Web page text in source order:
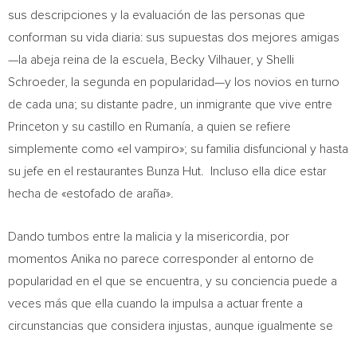
sus descripciones y la evaluación de las personas que
conforman su vida diaria: sus supuestas dos mejores amigas
—la abeja reina de la escuela,
Becky Vilhauer, y Shelli
Schroeder, la segunda en popularidad—y los novios en turno
de cada una; su distante padre, un inmigrante que vive entre
Princeton y su castillo en Rumanía, a quien se refiere
simplemente como «el vampiro»; su familia disfuncional y hasta
su jefe en el restaurantes Bunza Hut. Incluso ella dice estar
hecha de «estofado de araña».
Dando tumbos entre la malicia y la misericordia, por
momentos Anika no parece corresponder al entorno de
popularidad en el que se encuentra, y su conciencia puede a
veces más que ella cuando la impulsa a actuar frente a
circunstancias que considera injustas, aunque igualmente se